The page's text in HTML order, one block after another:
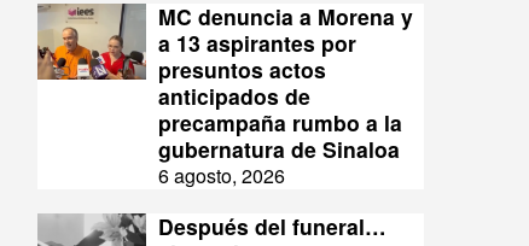
MC denuncia a Morena y
a 13 aspirantes por
presuntos actos
anticipados de
precampaña rumbo a la
gubernatura de Sinaloa
6 agosto, 2026
Después del funeral…